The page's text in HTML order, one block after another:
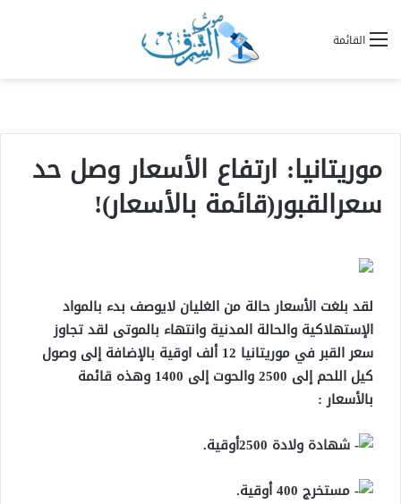
القائمة
موريتانيا: ارتفاع الأسعار وصل حد
سعرالقبور(قائمة بالأسعار)!
لقد بلغت الأسعار حالة من الغليان لايوصف بدء بالمواد
الإستهلاكية والحالة المدنية وانتهاء بالموتى لقد تجاوز
سعر القبر في موريتانيا 12 ألف اوقية بالإضافة إلى وصول
كيل اللحم إلى 2500 والحوت إلى 1400 وهذه قائمة
بالأسعار :
شهادة ولادة 2500أوقية.
مستخرج 400 أوقية.